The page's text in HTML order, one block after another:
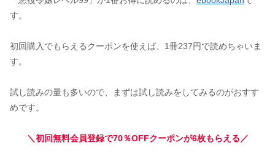
す。
初回購入でもらえるクーポンを使えば、1冊237円で読めちゃいま
す。
試し読みの量も多いので、まずは試し読みをしてみるのがおすす
めです。
＼初回無料会員登録で70％OFFクーポンが6枚もらえる／